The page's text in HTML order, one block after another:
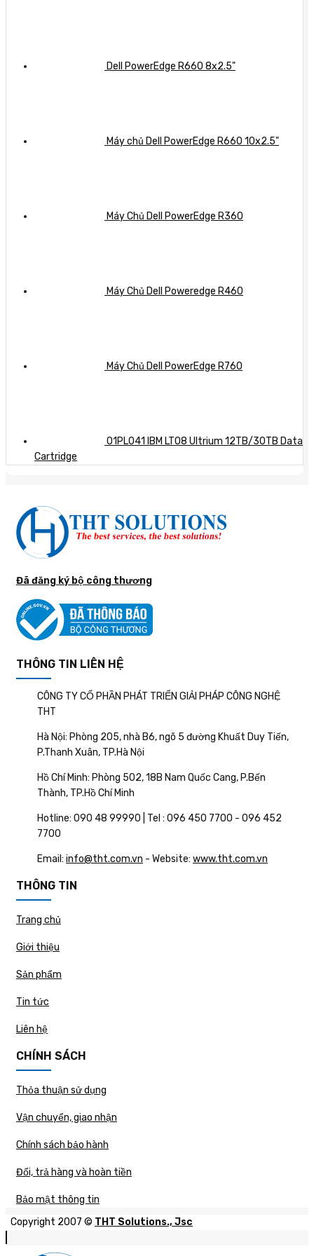
Dell PowerEdge R660 8x2.5"
Máy chủ Dell PowerEdge R660 10x2.5"
Máy Chủ Dell PowerEdge R360
Máy Chủ Dell Poweredge R460
Máy Chủ Dell PowerEdge R760
01PL041 IBM LTO8 Ultrium 12TB/30TB Data
Cartridge
Đã đăng ký bộ công thương
THÔNG TIN LIÊN HỆ
CÔNG TY CỔ PHẦN PHÁT TRIỂN GIẢI PHÁP CÔNG NGHỆ
THT
Hà Nội: Phòng 205, nhà B6, ngõ 5 đường Khuất Duy Tiến,
P.Thanh Xuân, TP.Hà Nội
Hồ Chí Minh: Phòng 502, 18B Nam Quốc Cang, P.Bến
Thành, TP.Hồ Chí Minh
Hotline: 090 48 99990 | Tel : 096 450 7700 - 096 452
7700
Email: info@tht.com.vn - Website: www.tht.com.vn
THÔNG TIN
Trang chủ
Giới thiệu
Sản phẩm
Tin tức
Liên hệ
CHÍNH SÁCH
Thỏa thuận sử dụng
Vận chuyển, giao nhận
Chính sách bảo hành
Đổi, trả hàng và hoàn tiền
Bảo mật thông tin
Copyright 2007 © THT Solutions., Jsc